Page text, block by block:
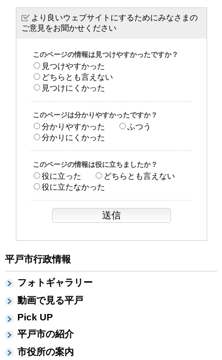
平戸市行政情報
フォトギャラリー
動画で見る平戸
Pick UP
平戸市の紹介
市役所の案内
より良いウェブサイトにするためにみなさまの
ご意見をお聞かせください
このページの情報は見つけやすかったですか？
見つけやすかった
どちらとも言えない
見つけにくかった
このページは分かりやすかったですか？
分かりやすかった
ふつう
分かりにくかった
このページの情報は役に立ちましたか？
役に立った
どちらとも言えない
役に立たなかった